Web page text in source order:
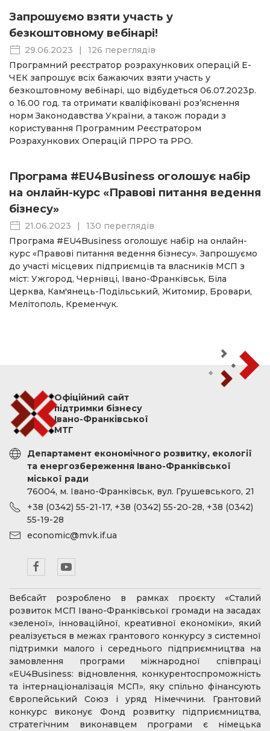
Запрошуємо взяти участь у
безкоштовному вебінарі!
29.06.2023 |
126 переглядів
Програмний реєстратор розрахункових операцій Е-
ЧЕК запрошує всіх бажаючих взяти участь у
безкоштовному вебінарі, що відбудеться 06.07.2023р.
о 16.00 год. та отримати кваліфіковані роз’яснення
норм Законодавства України, а також поради з
користування Програмним Реєстратором
Розрахункових Операцій ПРРО та РРО.
Програма #EU4Business оголошує набір
на онлайн-курс «Правові питання ведення
бізнесу»
21.06.2023 |
130 переглядів
Програма #EU4Business оголошує набір на онлайн-
курс «Правові питання ведення бізнесу». Запрошуємо
до участі місцевих підприємців та власників МСП з
міст: Ужгород, Чернівці, Івано-Франківськ, Біла
Церква, Кам'янець-Подільський, Житомир, Бровари,
Мелітополь, Кременчук.
Офіційний сайт
підтримки бізнесу
Івано-Франківської
МТГ
Департамент економічного розвитку, екології
та енергозбереження Івано-Франківської
міської ради
76004, м. Івано-Франківськ, вул. Грушевського, 21
+38 (0342) 55-21-17, +38 (0342) 55-20-28, +38 (0342)
55-19-28
economic@mvk.if.ua
Вебсайт розроблено в рамках проєкту «Сталий
розвиток МСП Івано-Франківської громади на засадах
«зеленої», інноваційної, креативної економіки», який
реалізується в межах грантового конкурсу з системної
підтримки малого і середнього підприємництва на
замовлення програми міжнародної співпраці
«EU4Business: відновлення, конкурентоспроможність
та інтернаціоналізація МСП», яку спільно фінансують
Європейський Союз і уряд Німеччини. Грантовий
конкурс виконує Фонд розвитку підприємництва,
стратегічним виконавцем програми є німецька